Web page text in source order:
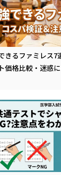
きるファミレス7
価格比較・迷惑